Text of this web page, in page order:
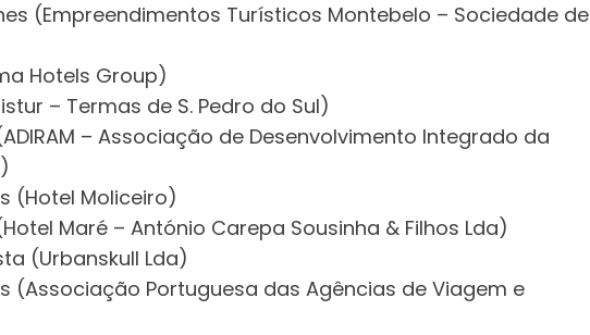
(Empreendimentos Turísticos Montebelo – Sociedade de
Hotels Group)
– Termas de S. Pedro do Sul)
– Associação de Desenvolvimento Integrado da
(Hotel Moliceiro)
Maré – António Carepa Sousinha & Filhos Lda)
(Urbanskull Lda)
(Associação Portuguesa das Agências de Viagem e